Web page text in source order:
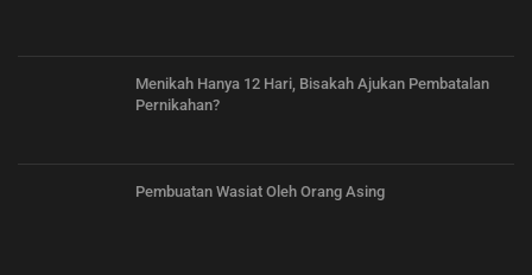
Menikah Hanya 12 Hari, Bisakah Ajukan Pembatalan
Pernikahan?
Pembuatan Wasiat Oleh Orang Asing